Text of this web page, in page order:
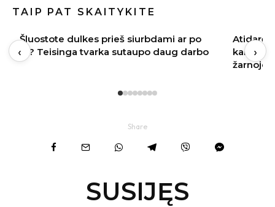
TAIP PAT SKAITYKITE
Atidarėte indaplovę, o iš jos trenkia
kanalizacija? Problema gali slypėti
žarnoje
Ne
‹ ›
Share
SUSIJĘS